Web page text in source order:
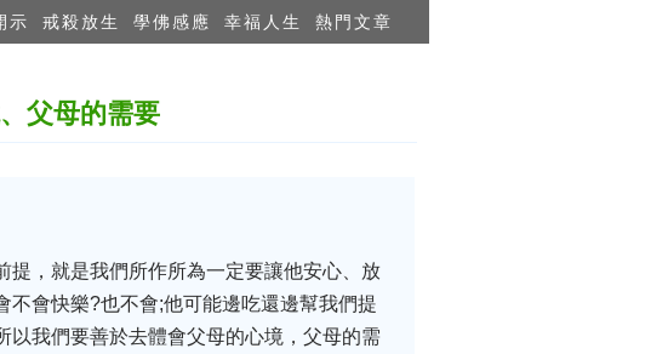
示 戒殺放生 學佛感應 幸福人生 熱門文章
父母的需要
提，就是我們所作所為一定要讓他安心、放
會快樂?也不會;他可能邊吃還邊幫我們提
我們要善於去體會父母的心境，父母的需